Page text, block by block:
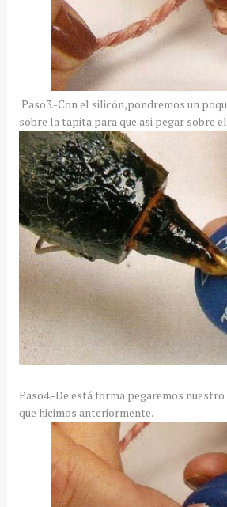
Paso3.-Con el silicón,pondremos un
sobre la tapita para que asi pegar sobre
Paso4.-De está forma pegaremos
que hicimos anteriormente.